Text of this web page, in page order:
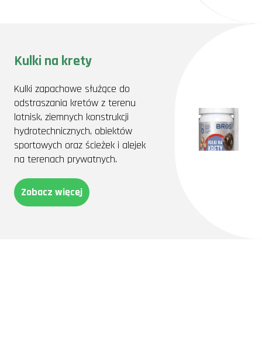
Kulki na krety
Kulki zapachowe służące do
odstraszania kretów z terenu
lotnisk, ziemnych konstrukcji
hydrotechnicznych, obiektów
sportowych oraz ścieżek i alejek
na terenach prywatnych.
Zobacz więcej